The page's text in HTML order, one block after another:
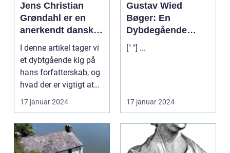
Jens Christian
Grøndahl er en
anerkendt dansk
forfatter, der har
skrevet en lang
række bøger, der
spænder over
forskellige temaer
og genrer
I denne artikel tager vi
et dybtgående kig på
hans forfatterskab, og
hvad der er vigtigt at
vide for...
17 januar 2024
Gustav Wied
Bøger: En
Dybdegående
Udforskning af
Denne
[" "] ...
17 januar 2024